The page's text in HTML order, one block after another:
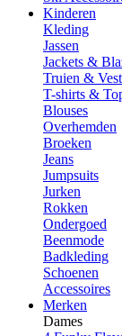
Kinderen
Kleding
Jassen
Jackets &
Truien &
T-shirts &
Blouses
Overhemden
Broeken
Jeans
Jumpsuits
Jurken
Rokken
Ondergoed
Beenmode
Badkleding
Schoenen
Accessoires
Merken
Dames